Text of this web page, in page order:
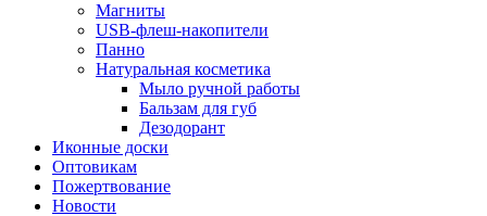
Магниты
USB-флеш-накопители
Панно
Натуральная косметика
Мыло ручной работы
Бальзам для губ
Дезодорант
Иконные доски
Оптовикам
Пожертвование
Новости